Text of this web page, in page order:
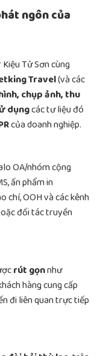
ngôn của
Tử Sơn cùng
Travel(và các
chụp ảnh, thu
dụngcác tư liệu đó
của doanh nghiệp.
OA/nhóm cộng
ấn phẩm in
OOH và các kênh
đối tác truyền
rút gọnnhư
hàng cung cấp
đi liên quan trực tiếp